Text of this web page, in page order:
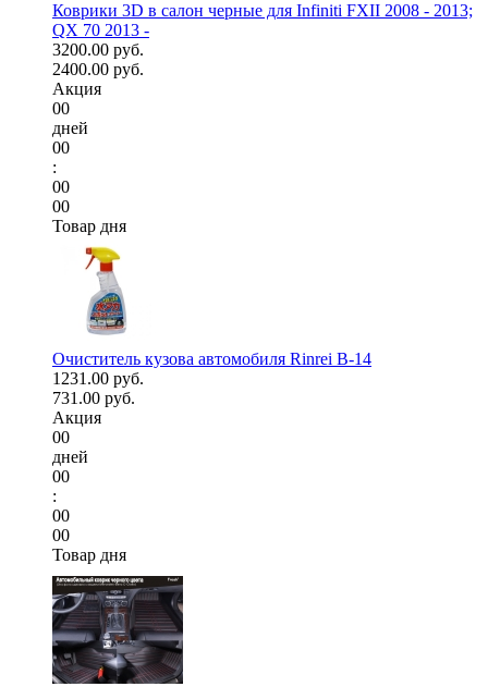
Коврики 3D в салон черные для Infiniti FXII 2008 - 2013;
QX 70 2013 -
3200.00 руб.
2400.00 руб.
Акция
00
дней
00
:
00
00
Товар дня
Очиститель кузова автомобиля Rinrei B-14
1231.00 руб.
731.00 руб.
Акция
00
дней
00
:
00
00
Товар дня